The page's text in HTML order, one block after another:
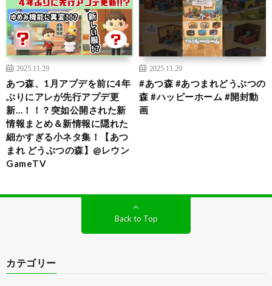
2025.11.29
あつ森、1月アプデを前に4年
ぶりにアレが先行アプデ更
新…！！？突如公開された新
情報まとめ＆新情報に隠れた
細かすぎる小ネタ集！【あつ
まれ どうぶつの森】@レウン
GameTV
2025.11.29
#あつ森 #あつまれどうぶつの
森 #ハッピーホーム #開封動
画
Back to Top
カテゴリー